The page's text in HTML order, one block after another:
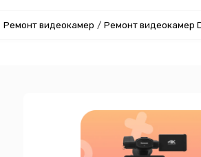
Ремонт видеокамер / Ремонт видеокамер